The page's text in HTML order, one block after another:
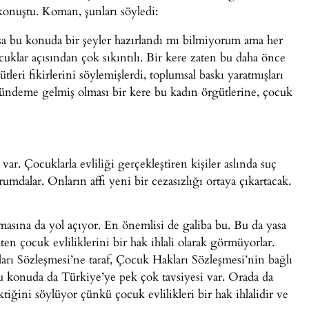
Koman, şunları söyledi:
konuda bir şeyler hazırlandı mı bilmiyorum ama her
açısından çok sıkıntılı. Bir kere zaten bu daha önce
fikirlerini söylemişlerdi, toplumsal baskı yaratmışları
gelmiş olması bir kere bu kadın örgütlerine, çocuk
Çocuklarla evliliği gerçekleştiren kişiler aslında suç
Onların affı yeni bir cezasızlığı ortaya çıkartacak.
da yol açıyor. En önemlisi de galiba bu. Bu da yasa
çocuk evliliklerini bir hak ihlali olarak görmüyorlar.
taraf, Çocuk Hakları Sözleşmesi’nin bağlı
da Türkiye’ye pek çok tavsiyesi var. Orada da
söylüyor çünkü çocuk evlilikleri bir hak ihlalidir ve